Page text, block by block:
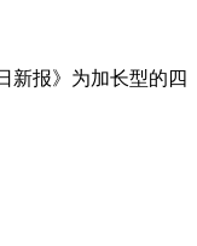
新报》为加长型的四